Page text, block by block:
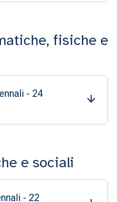
fisiche e
- 24
e sociali
- 22